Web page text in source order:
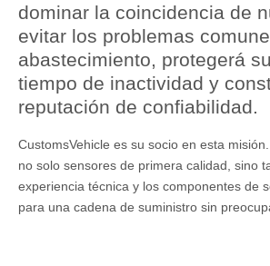
dominar la coincidencia de
evitar los problemas
abastecimiento, protegerá
tiempo de inactividad y
reputación de confiabilidad.
CustomsVehicle es su socio en esta misión.
no solo sensores de primera calidad, sino
experiencia técnica y los componentes de
para una cadena de suministro sin